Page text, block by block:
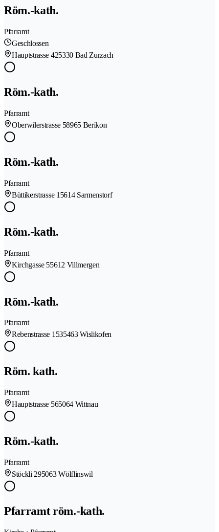
Röm.-kath.
Pfarramt
Geschlossen
Hauptstrasse 425330 Bad Zurzach
Röm.-kath.
Pfarramt
Oberwilerstrasse 58965 Berikon
Röm.-kath.
Pfarramt
Büttikerstrasse 1 5614 Sarmenstorf
Röm.-kath.
Pfarramt
Kirchgasse 55612 Villmergen
Röm.-kath.
Pfarramt
Rebenstrasse 1535463 Wislikofen
Röm. kath.
Pfarramt
Hauptstrasse 565064 Wittnau
Röm.-kath.
Pfarramt
Stöckli 295063 Wölflinswil
Pfarramt röm.-kath.